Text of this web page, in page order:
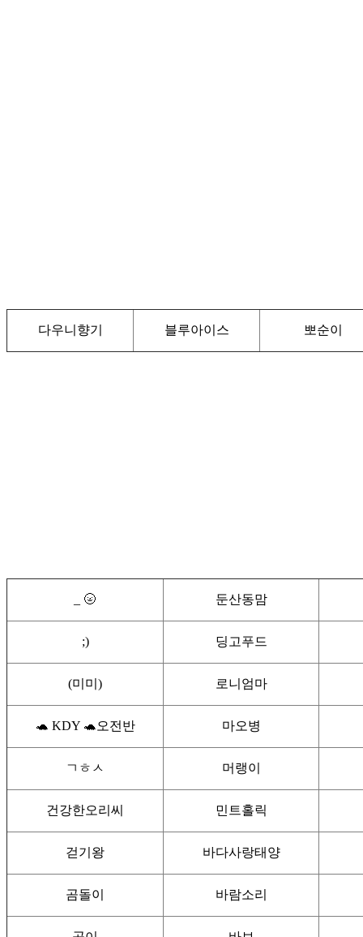
다우니향기 블루아이스 뽀순이
_ 🌝 둔산동맘
;) 딩고푸드
(미미) 로니엄마
🐢 KDY 🐢오전반 마오병
ㄱㅎㅅ 머랭이
건강한오리씨 민트홀릭
걷기왕 바다사랑태양
곰돌이 바람소리